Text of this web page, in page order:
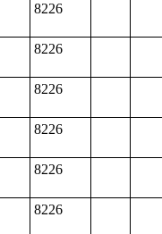
8226
8226
8226
8226
8226
8226